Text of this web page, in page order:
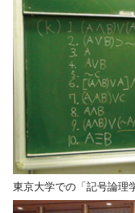
東京大学での「記号論理